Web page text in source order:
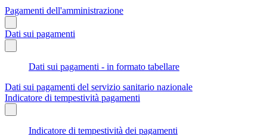
Pagamenti dell'amministrazione
Dati sui pagamenti
Dati sui pagamenti - in formato tabellare
Dati sui pagamenti del servizio sanitario nazionale
Indicatore di tempestività pagamenti
Indicatore di tempestività dei pagamenti